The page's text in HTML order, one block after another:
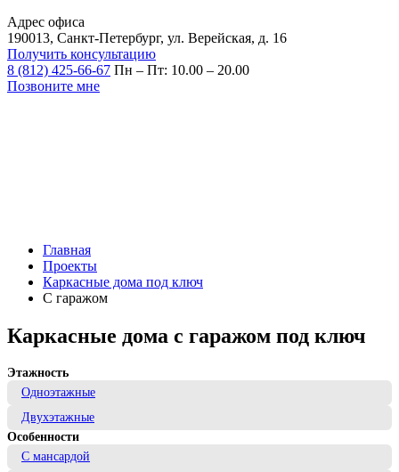
Адрес офиса
190013, Санкт-Петербург, ул. Верейская, д. 16
Получить консультацию
8 (812) 425-66-67 Пн – Пт: 10.00 – 20.00
Позвоните мне
Главная
Проекты
Каркасные дома под ключ
С гаражом
Каркасные дома с гаражом под ключ
Этажность
Одноэтажные
Двухэтажные
Особенности
С мансардой